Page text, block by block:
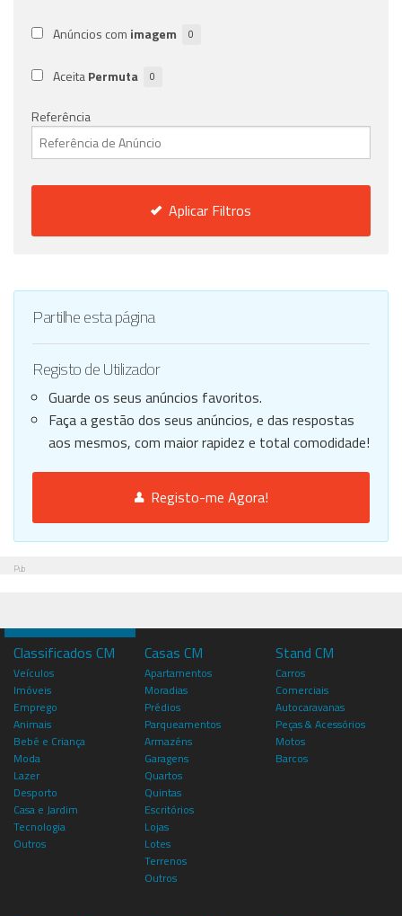
Anúncios com imagem 0
AceitaPermuta 0
Referência
Aplicar Filtros
Partilhe esta página
Registo de Utilizador
Guarde os seus anúncios favoritos.
Faça a gestão dos seus anúncios, e das respostas
aos mesmos, com maior rapidez e total comodidade!
Registo-me Agora!
Pub
Classificados CM
Veículos
Imóveis
Emprego
Animais
Bebé e Criança
Moda
Lazer
Desporto
Casa e Jardim
Tecnologia
Outros
Casas CM
Apartamentos
Moradias
Prédios
Parqueamentos
Armazéns
Garagens
Quartos
Quintas
Escritórios
Lojas
Lotes
Terrenos
Outros
Stand CM
Carros
Comerciais
Autocaravanas
Peças & Acessórios
Motos
Barcos